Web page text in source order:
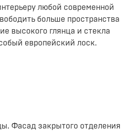
любой современной
больше пространства
высокого глянца и стекла
европейский лоск.
Фасад закрытого отделения